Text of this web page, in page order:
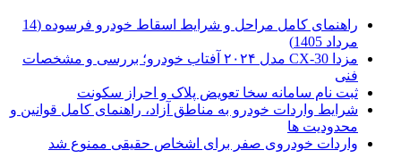
راهنمای کامل مراحل و شرایط اسقاط خودرو فرسوده (14
مرداد 1405)
مزدا CX-30 مدل ۲۰۲۴ آفتاب خودرو؛ بررسی و مشخصات
فنی
ثبت نام سامانه سخا تعویض پلاک و احراز سکونت
شرایط واردات خودرو به مناطق آزاد، راهنمای کامل قوانین و
محدودیت ها
واردات خودروی صفر برای اشخاص حقیقی ممنوع شد